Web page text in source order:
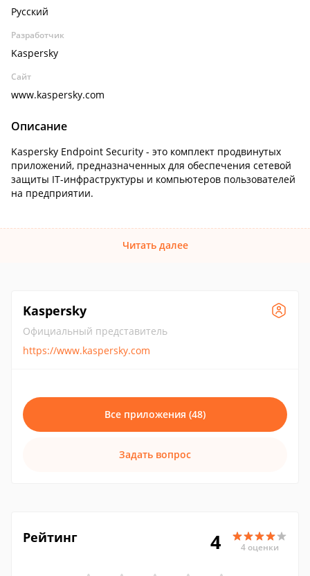
Русский
Разработчик
Kaspersky
Сайт
www.kaspersky.com
Описание
Kaspersky Endpoint Security - это комплект продвинутых
приложений, предназначенных для обеспечения сетевой
защиты IT-инфраструктуры и компьютеров пользователей
на предприятии.
Читать далее
Kaspersky
Официальный представитель
https://www.kaspersky.com
Все приложения (48)
Задать вопрос
Рейтинг 4 4 оценки